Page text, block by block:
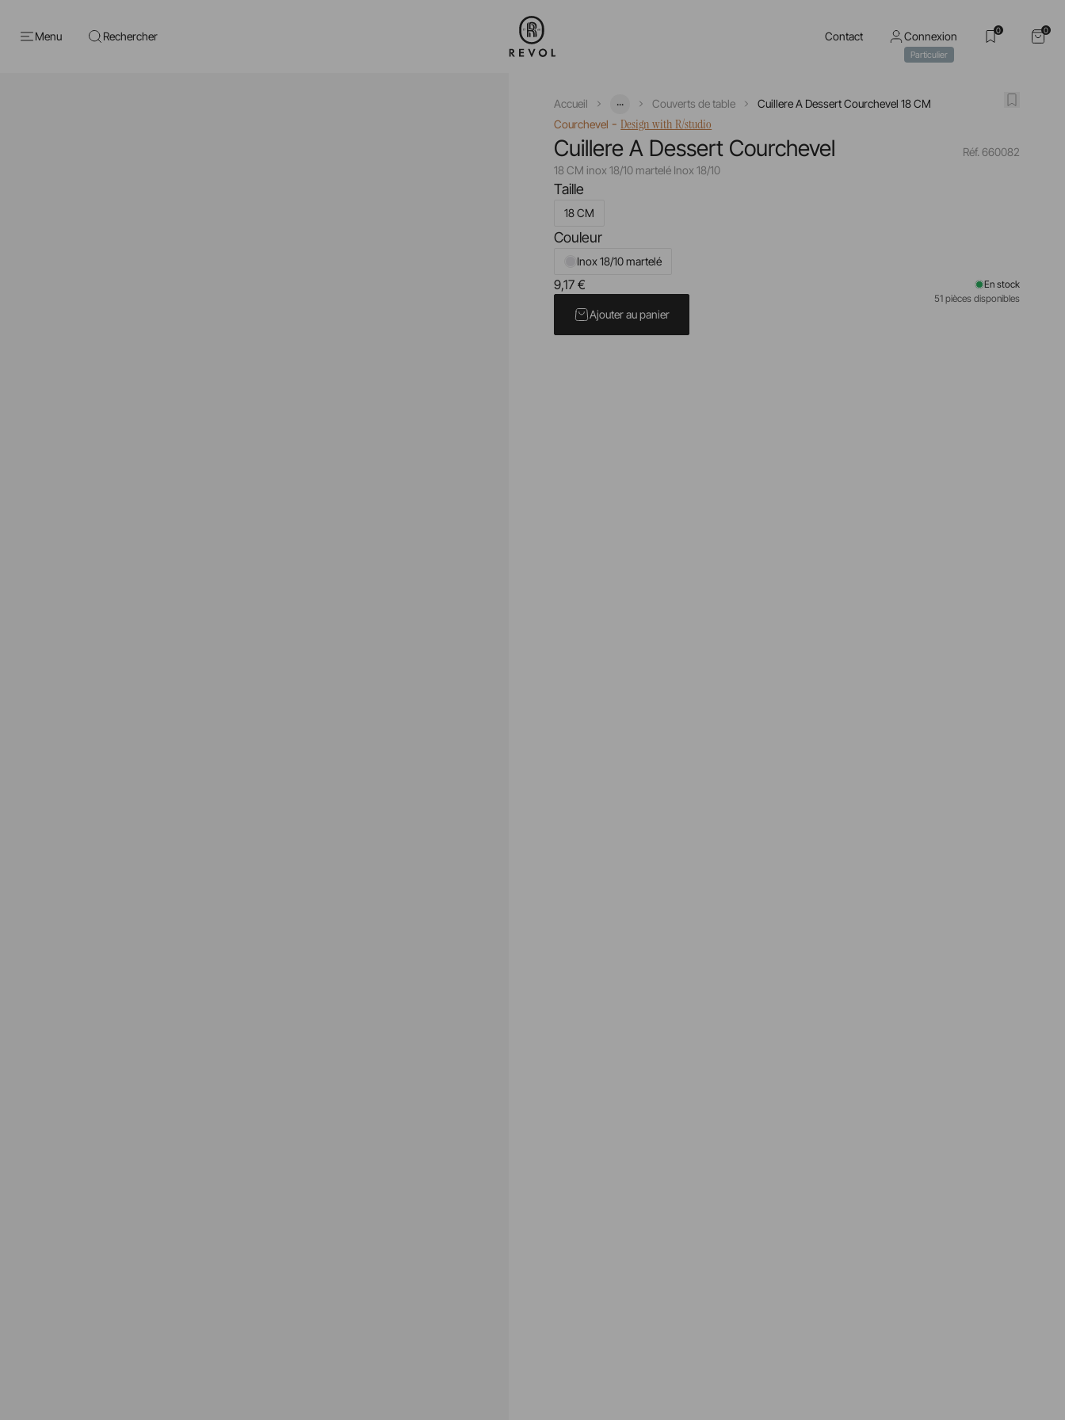
Menu Rechercher Contact Connexion
Particulier
0 0
Accueil ... Couverts de table
Cuillere A Dessert Courchevel 18 CM
Courchevel -Design with R/studio
Cuillere A Dessert Courchevel
18 CM inox 18/10 martelé Inox 18/10
Réf. 660082
Taille
18 CM
Couleur
Inox 18/10 martelé
9,17 €
En stock
51 pièces disponibles
Ajouter au panier